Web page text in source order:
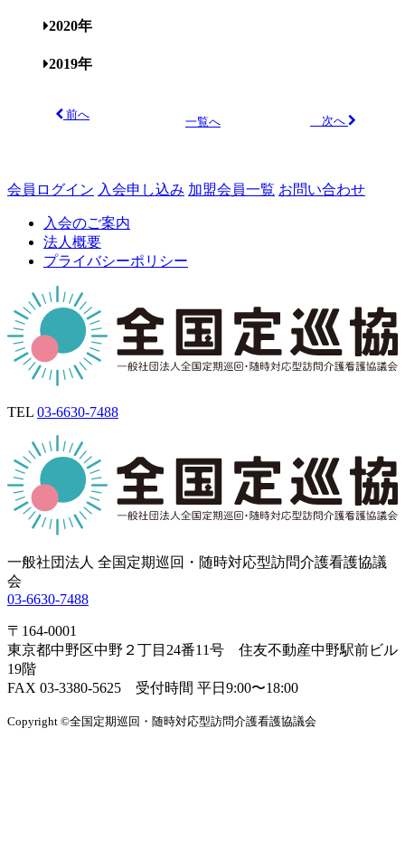
2020年
2019年
前へ
一覧へ 次へ
会員ログイン 入会申し込み 加盟会員一覧 お問い合わせ
入会のご案内
法人概要
プライバシーポリシー
TEL 03-6630-7488
一般社団法人 全国定期巡回・随時対応型訪問介護看護協議
会
03-6630-7488
〒164-0001
東京都中野区中野２丁目24番11号 住友不動産中野駅前ビル
19階
FAX 03-3380-5625 受付時間 平日9:00〜18:00
Copyright ©全国定期巡回・随時対応型訪問介護看護協議会